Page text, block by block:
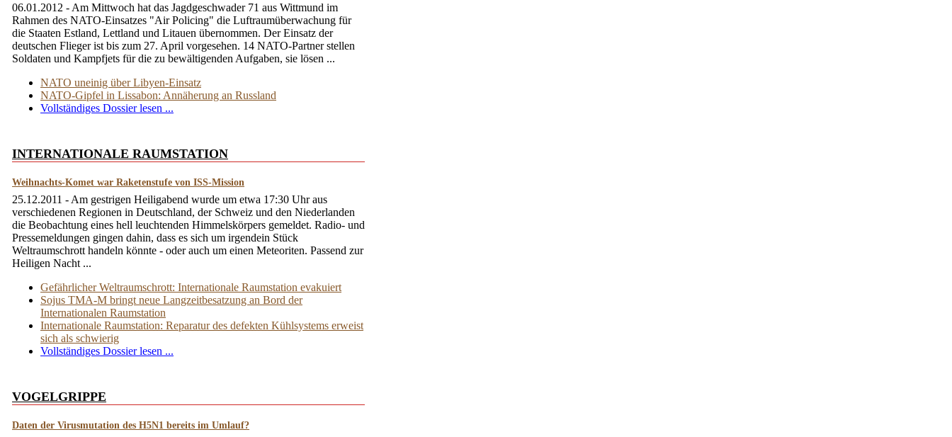
06.01.2012 - Am Mittwoch hat das Jagdgeschwader 71 aus Wittmund im
Rahmen des NATO-Einsatzes "Air Policing" die Luftraumüberwachung für
die Staaten Estland, Lettland und Litauen übernommen. Der Einsatz der
deutschen Flieger ist bis zum 27. April vorgesehen. 14 NATO-Partner stellen
Soldaten und Kampfjets für die zu bewältigenden Aufgaben, sie lösen ...
NATO uneinig über Libyen-Einsatz
NATO-Gipfel in Lissabon: Annäherung an Russland
Vollständiges Dossier lesen ...
INTERNATIONALE RAUMSTATION
Weihnachts-Komet war Raketenstufe von ISS-Mission
25.12.2011 - Am gestrigen Heiligabend wurde um etwa 17:30 Uhr aus
verschiedenen Regionen in Deutschland, der Schweiz und den Niederlanden
die Beobachtung eines hell leuchtenden Himmelskörpers gemeldet. Radio- und
Pressemeldungen gingen dahin, dass es sich um irgendein Stück
Weltraumschrott handeln könnte - oder auch um einen Meteoriten. Passend zur
Heiligen Nacht ...
Gefährlicher Weltraumschrott: Internationale Raumstation evakuiert
Sojus TMA-M bringt neue Langzeitbesatzung an Bord der
Internationalen Raumstation
Internationale Raumstation: Reparatur des defekten Kühlsystems erweist
sich als schwierig
Vollständiges Dossier lesen ...
VOGELGRIPPE
Daten der Virusmutation des H5N1 bereits im Umlauf?